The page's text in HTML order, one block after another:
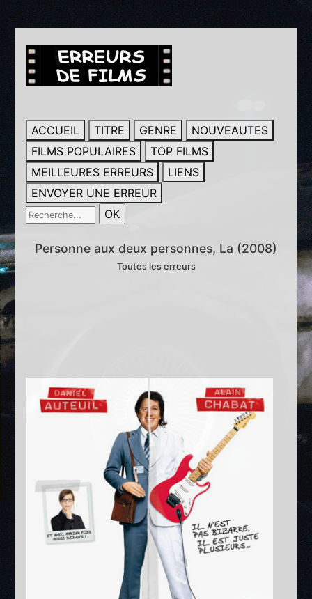
ACCUEIL TITRE GENRE
NOUVEAUTES
FILMS POPULAIRES
TOP FILMS
MEILLEURES ERREURS
LIENS
ENVOYER UNE ERREUR
Personne aux deux personnes, La (2008)
Toutes les erreurs